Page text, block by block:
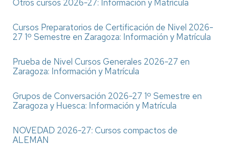
Otros cursos 2026-27: Información y Matrícula
Cursos Preparatorios de Certificación de Nivel 2026-
27 1º Semestre en Zaragoza: Información y Matrícula
Prueba de Nivel Cursos Generales 2026-27 en
Zaragoza: Información y Matrícula
Grupos de Conversación 2026-27 1º Semestre en
Zaragoza y Huesca: Información y Matrícula
NOVEDAD 2026-27: Cursos compactos de
ALEMAN